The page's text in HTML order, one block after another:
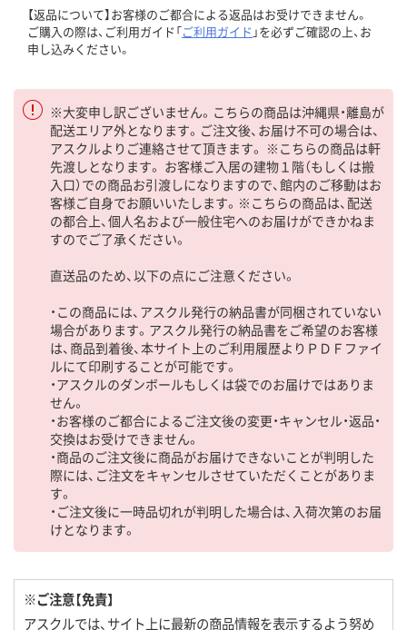
【返品について】お客様のご都合による返品はお受けできません。
ご購入の際は、ご利用ガイド「ご利用ガイド 」を必ずご確認の上、お
申し込みください。
※大変申し訳ございません。こちらの商品は沖縄県・離島が
配送エリア外となります。ご注文後、お届け不可の場合は、
アスクルよりご連絡させて頂きます。 ※こちらの商品は軒
先渡しとなります。 お客様ご入居の建物１階（もしくは搬
入口）での商品お引渡しになりますので、館内のご移動はお
客様ご自身でお願いいたします。※こちらの商品は、配送
の都合上、個人名および一般住宅へのお届けができかねま
すのでご了承ください。
直送品のため、以下の点にご注意ください。
・この商品には、アスクル発行の納品書が同梱されていない
場合があります。アスクル発行の納品書をご希望のお客様
は、商品到着後、本サイト上のご利用履歴よりＰＤＦファイ
ルにて印刷することが可能です。
・アスクルのダンボールもしくは袋でのお届けではありま
せん。
・お客様のご都合によるご注文後の変更・キャンセル・返品・
交換はお受けできません。
・商品のご注文後に商品がお届けできないことが判明した
際には、ご注文をキャンセルさせていただくことがありま
す。
・ご注文後に一時品切れが判明した場合は、入荷次第のお届
けとなります。
※ご注意【免責】
アスクルでは、サイト上に最新の商品情報を表示するよう努め